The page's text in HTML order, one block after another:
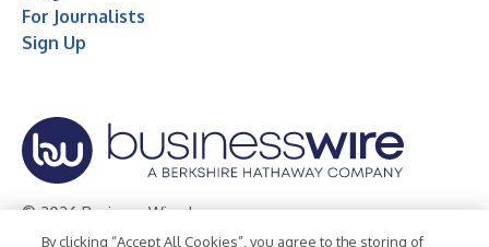
For Journalists
Sign Up
© 2026 Business Wire, Inc.
By clicking “Accept All Cookies”, you agree to the storing of